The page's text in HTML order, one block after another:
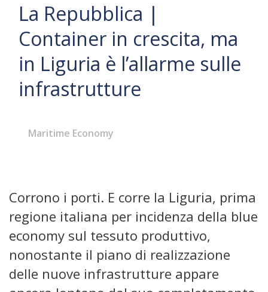
La Repubblica |
Container in crescita, ma
in Liguria è l’allarme sulle
infrastrutture
Maritime Economy
Corrono i porti. E corre la Liguria, prima
regione italiana per incidenza della blue
economy sul tessuto produttivo,
nonostante il piano di realizzazione
delle nuove infrastrutture appare